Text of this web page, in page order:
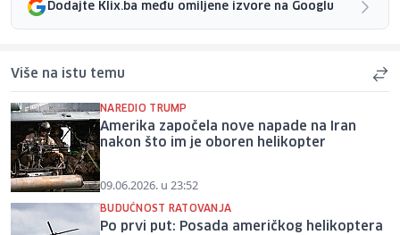
Dodajte Klix.ba među omiljene izvore na Googlu
Više na istu temu
NAREDIO TRUMP
Amerika započela nove napade na Iran
nakon što im je oboren helikopter
09.06.2026. u 23:52
BUDUĆNOST RATOVANJA
Po prvi put: Posada američkog helikoptera